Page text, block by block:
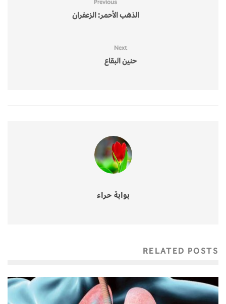
Previous
الذهب الأحمر: الزعفران
Next
حنين البقاع
بوابة حراء
RELATED POSTS